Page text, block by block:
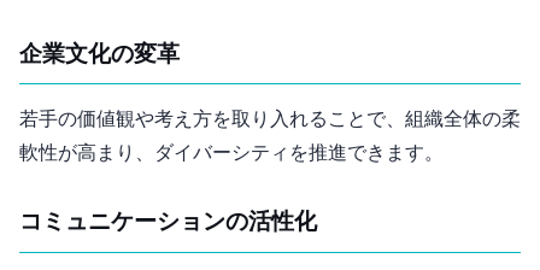
企業文化の変革
若手の価値観や考え方を取り入れることで、組織全体の柔
軟性が高まり、ダイバーシティを推進できます。
コミュニケーションの活性化